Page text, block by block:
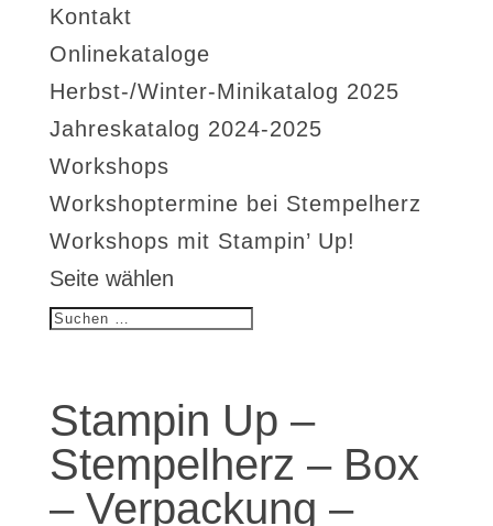
Kontakt
Onlinekataloge
Herbst-/Winter-Minikatalog 2025
Jahreskatalog 2024-2025
Workshops
Workshoptermine bei Stempelherz
Workshops mit Stampin’ Up!
Seite wählen
Stampin Up –
Stempelherz – Box
– Verpackung –